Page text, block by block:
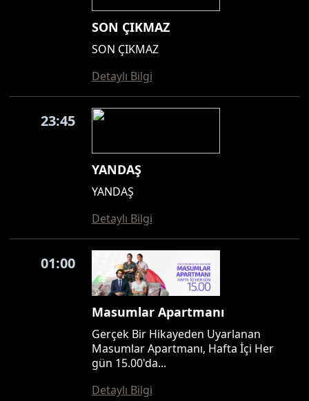
SON ÇIKMAZ
SON ÇIKMAZ
Detaylı Bilgi
23:45
YANDAŞ
YANDAŞ
Detaylı Bilgi
01:00
Masumlar Apartmanı
Gerçek Bir Hikayeden Uyarlanan
Masumlar Apartmanı, Hafta İçi Her
gün 15.00'da...
Detaylı Bilgi